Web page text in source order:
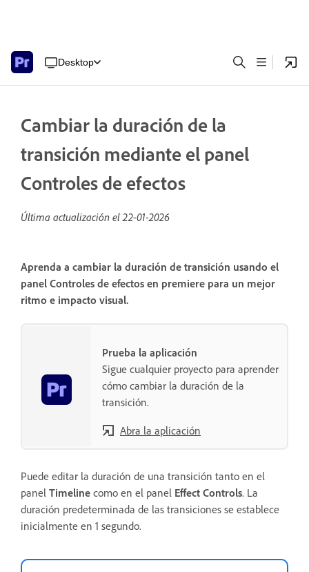
Desktop
Cambiar la duración de la
transición mediante el panel
Controles de efectos
Última actualización el22-01-2026
Aprenda a cambiar la duración de transición usando el
panel Controles de efectos en premiere para un mejor
ritmo e impacto visual.
Prueba la aplicación
Sigue cualquier proyecto para aprender
cómo cambiar la duración de la
transición.
Abra la aplicación
Puede editar la duración de una transición tanto en el
panel Timeline como en el panel Effect Controls. La
duración predeterminada de las transiciones se establece
inicialmente en 1 segundo.